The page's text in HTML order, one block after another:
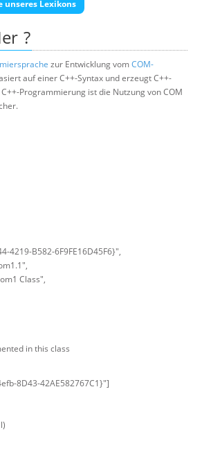
unseres Lexikons
?
zur Entwicklung vomCOM-
auf einer C++-Syntax und erzeugt C++-
Programmierung ist die Nutzung von COM
4219-B582-6F9FE16D45F6}",
Class",
in this class
8D43-42AE582767C1}"]